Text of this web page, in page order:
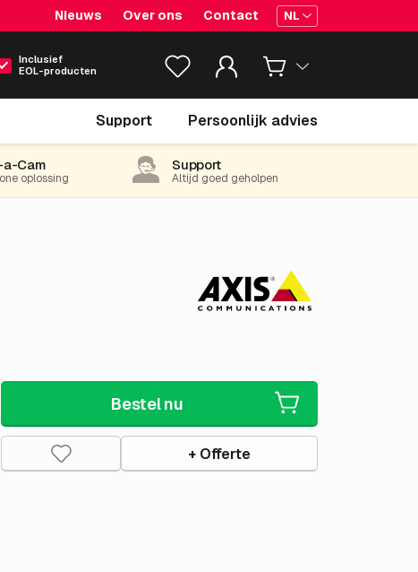
Nieuws Over ons Contact NL
Inclusief
EOL-producten
Support Persoonlijk advies
€ 37.05
a-Cam
oplossing
Support
Altijd goed geholpen
Bestel nu
+ Offerte